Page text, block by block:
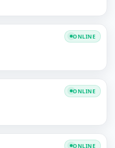
ONLINE
ONLINE
ONLINE